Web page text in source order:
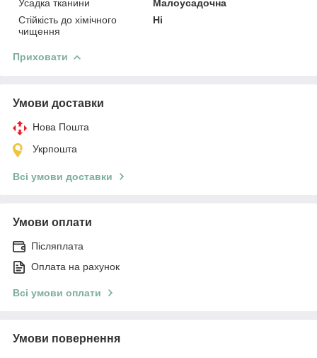
Усадка тканини
Малоусадочна
Стійкість до хімічного
чищення
Ні
Приховати
Умови доставки
Нова Пошта
Укрпошта
Всі умови доставки
Умови оплати
Післяплата
Оплата на рахунок
Всі умови оплати
Умови повернення